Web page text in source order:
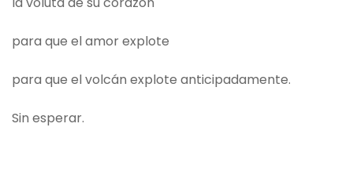
para que el amor explote
para que el volcán explote anticipadamente.
Sin esperar.